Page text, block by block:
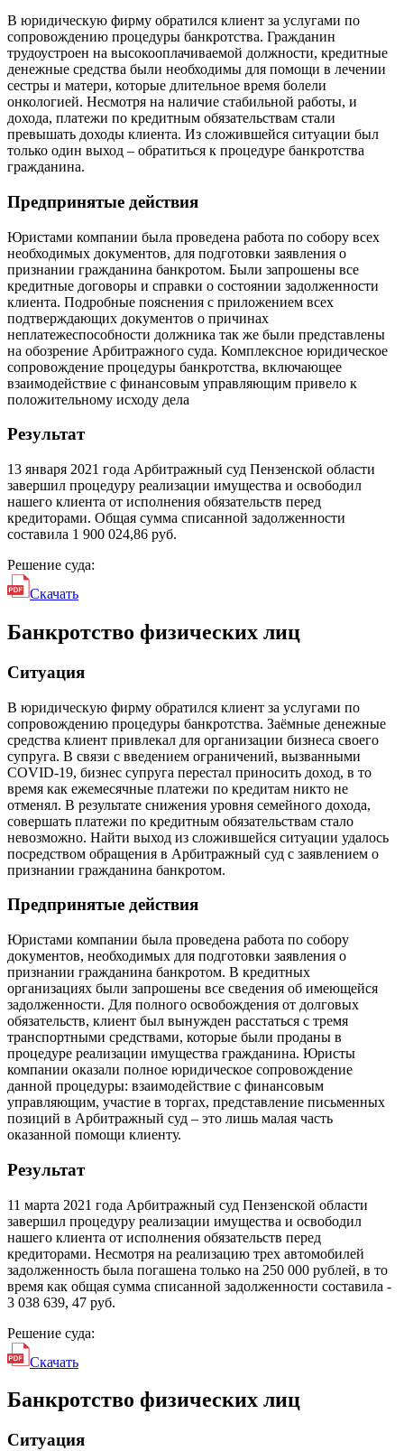
В юридическую фирму обратился клиент за услугами по
сопровождению процедуры банкротства. Гражданин
трудоустроен на высокооплачиваемой должности, кредитные
денежные средства были необходимы для помощи в лечении
сестры и матери, которые длительное время болели
онкологией. Несмотря на наличие стабильной работы, и
дохода, платежи по кредитным обязательствам стали
превышать доходы клиента. Из сложившейся ситуации был
только один выход – обратиться к процедуре банкротства
гражданина.
Предпринятые действия
Юристами компании была проведена работа по собору всех
необходимых документов, для подготовки заявления о
признании гражданина банкротом. Были запрошены все
кредитные договоры и справки о состоянии задолженности
клиента. Подробные пояснения с приложением всех
подтверждающих документов о причинах
неплатежеспособности должника так же были представлены
на обозрение Арбитражного суда. Комплексное юридическое
сопровождение процедуры банкротства, включающее
взаимодействие с финансовым управляющим привело к
положительному исходу дела
Результат
13 января 2021 года Арбитражный суд Пензенской области
завершил процедуру реализации имущества и освободил
нашего клиента от исполнения обязательств перед
кредиторами. Общая сумма списанной задолженности
составила 1 900 024,86 руб.
Решение суда:
Скачать
Банкротство физических лиц
Ситуация
В юридическую фирму обратился клиент за услугами по
сопровождению процедуры банкротства. Заёмные денежные
средства клиент привлекал для организации бизнеса своего
супруга. В связи с введением ограничений, вызванными
COVID-19, бизнес супруга перестал приносить доход, в то
время как ежемесячные платежи по кредитам никто не
отменял. В результате снижения уровня семейного дохода,
совершать платежи по кредитным обязательствам стало
невозможно. Найти выход из сложившейся ситуации удалось
посредством обращения в Арбитражный суд с заявлением о
признании гражданина банкротом.
Предпринятые действия
Юристами компании была проведена работа по собору
документов, необходимых для подготовки заявления о
признании гражданина банкротом. В кредитных
организациях были запрошены все сведения об имеющейся
задолженности. Для полного освобождения от долговых
обязательств, клиент был вынужден расстаться с тремя
транспортными средствами, которые были проданы в
процедуре реализации имущества гражданина. Юристы
компании оказали полное юридическое сопровождение
данной процедуры: взаимодействие с финансовым
управляющим, участие в торгах, представление письменных
позиций в Арбитражный суд – это лишь малая часть
оказанной помощи клиенту.
Результат
11 марта 2021 года Арбитражный суд Пензенской области
завершил процедуру реализации имущества и освободил
нашего клиента от исполнения обязательств перед
кредиторами. Несмотря на реализацию трех автомобилей
задолженность была погашена только на 250 000 рублей, в то
время как общая сумма списанной задолженности составила -
3 038 639, 47 руб.
Решение суда:
Скачать
Банкротство физических лиц
Ситуация